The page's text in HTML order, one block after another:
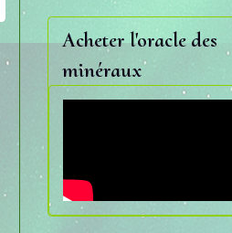
Acheter l'oracle des
minéraux